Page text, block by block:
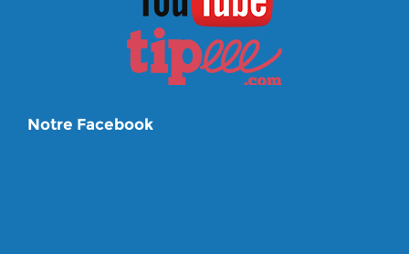
Notre Facebook